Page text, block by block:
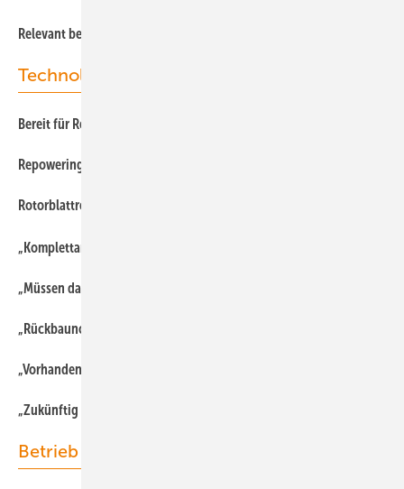
Relevant beim Thema Naturschutz
Technologie
Bereit für Repowering-Welle
Repowering: „Wir erwarten einen Schub vom Sommerpaket“
Rotorblattrecycling: „Die Kapazität reicht aus!“
„Komplettanbieter“ für Altanlagen – Wartung bis Repowering
„Müssen das Produkt aus dem Rotorblatt flexibler machen“
„Rückbaunorm dient auch dem Repowering“
„Vorhandene Ressourcen des Altwindparks weiter nutzen“
„Zukünftig planen wir sowohl Rückbau als auch den Neubau“
Betrieb